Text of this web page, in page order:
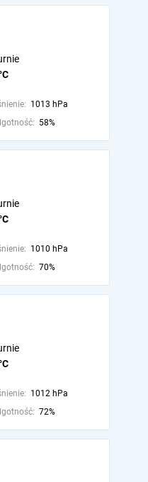
1013 hPa
58%
1010 hPa
70%
1012 hPa
72%